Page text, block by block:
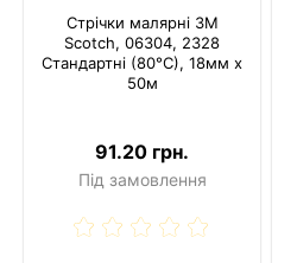
Стрічки малярні 3M
Scotch, 06304, 2328
Стандартні (80°С), 18мм x
50м
91.20 грн.
Під замовлення